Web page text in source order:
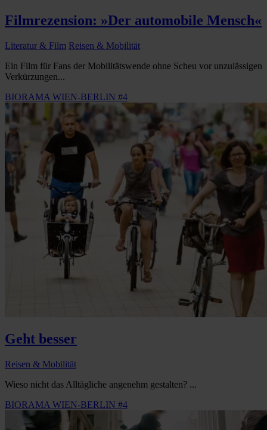
Filmrezension: »Der automobile Mensch«
Literatur & Film Reisen & Mobilität
Ein Film für Fans der Mobilitätswende ohne Scheu vor unzulässigen
Verkürzungen...
BIORAMA WIEN-BERLIN #4
Geht besser
Reisen & Mobilität
Wieso nicht das Alltägliche angenehm gestalten? ...
BIORAMA WIEN-BERLIN #4